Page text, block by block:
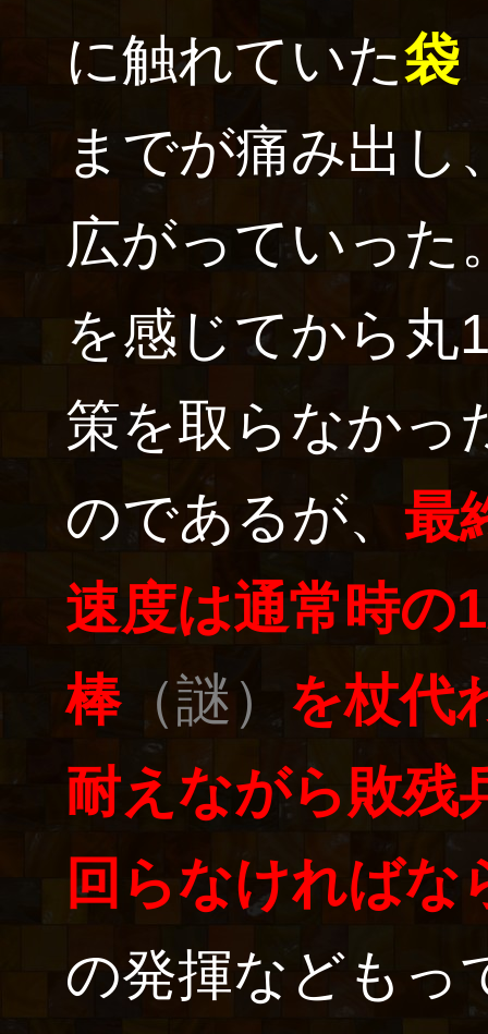
に触れていた袋
までが痛み出し
広がっていった
を感じてから丸
策を取らなかっ
のであるが、 最
速度は通常時の
棒（謎） を杖代
耐えながら敗残
回らなければな
の発揮などもっ